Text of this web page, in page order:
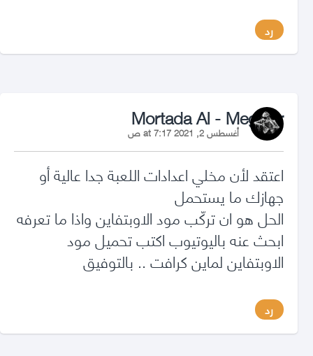
رد
Mortada Al - Megwar
أغسطس 2, 2021 at 7:17 ص
اعتقد لأن مخلي اعدادات اللعبة جدا عالية أو
جهازك ما يستحمل
الحل هو ان تركّب مود الاوبتفاين واذا ما تعرفه
ابحث عنه باليوتيوب اكتب تحميل مود
الاوبتفاين لماين كرافت .. بالتوفيق
رد